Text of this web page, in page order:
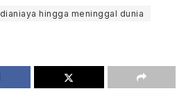
dianiaya hingga meninggal dunia